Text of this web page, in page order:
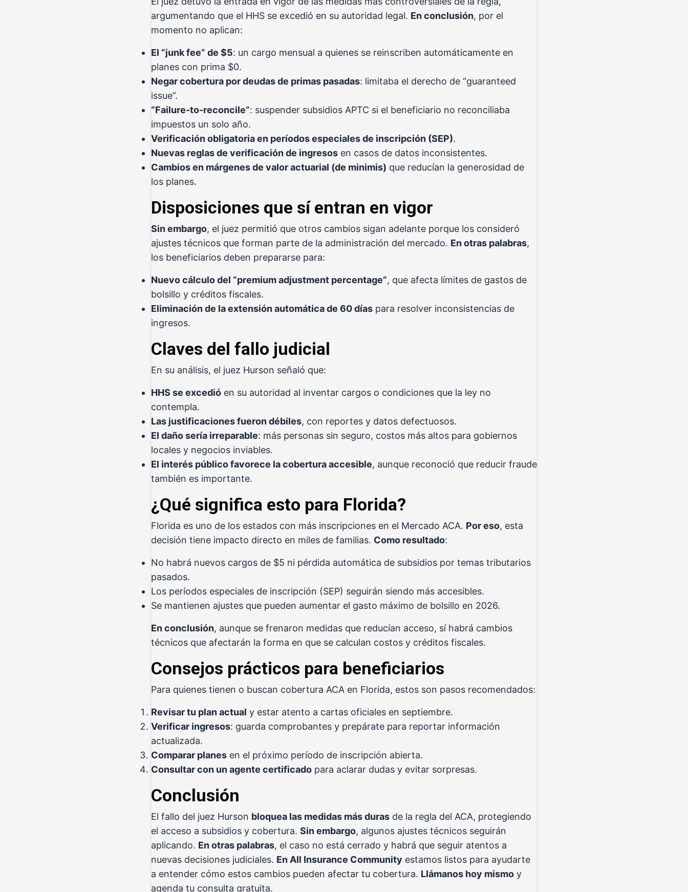
argumentando que el HHS se excedió en su autoridad legal. En conclusión, por el
momento no aplican:
El “junk fee” de $5: un cargo mensual a quienes se reinscriben automáticamente en
planes con prima $0.
Negar cobertura por deudas de primas pasadas: limitaba el derecho de “guaranteed
issue”.
“Failure-to-reconcile”: suspender subsidios APTC si el beneficiario no reconciliaba
impuestos un solo año.
Verificación obligatoria en períodos especiales de inscripción (SEP).
Nuevas reglas de verificación de ingresos en casos de datos inconsistentes.
Cambios en márgenes de valor actuarial (de minimis) que reducían la generosidad de
los planes.
Disposiciones que sí entran en vigor
Sin embargo, el juez permitió que otros cambios sigan adelante porque los consideró
ajustes técnicos que forman parte de la administración del mercado. En otras palabras,
los beneficiarios deben prepararse para:
Nuevo cálculo del “premium adjustment percentage”, que afecta límites de gastos de
bolsillo y créditos fiscales.
Eliminación de la extensión automática de 60 días para resolver inconsistencias de
ingresos.
Claves del fallo judicial
En su análisis, el juez Hurson señaló que:
HHS se excedió en su autoridad al inventar cargos o condiciones que la ley no
contempla.
Las justificaciones fueron débiles, con reportes y datos defectuosos.
El daño sería irreparable: más personas sin seguro, costos más altos para gobiernos
locales y negocios inviables.
El interés público favorece la cobertura accesible, aunque reconoció que reducir fraude
también es importante.
¿Qué significa esto para Florida?
Florida es uno de los estados con más inscripciones en el Mercado ACA. Por eso, esta
decisión tiene impacto directo en miles de familias. Como resultado:
No habrá nuevos cargos de $5 ni pérdida automática de subsidios por temas tributarios
pasados.
Los períodos especiales de inscripción (SEP) seguirán siendo más accesibles.
Se mantienen ajustes que pueden aumentar el gasto máximo de bolsillo en 2026.
En conclusión, aunque se frenaron medidas que reducían acceso, sí habrá cambios
técnicos que afectarán la forma en que se calculan costos y créditos fiscales.
Consejos prácticos para beneficiarios
Para quienes tienen o buscan cobertura ACA en Florida, estos son pasos recomendados:
Revisar tu plan actual y estar atento a cartas oficiales en septiembre.
Verificar ingresos: guarda comprobantes y prepárate para reportar información
actualizada.
Comparar planes en el próximo período de inscripción abierta.
Consultar con un agente certificado para aclarar dudas y evitar sorpresas.
Conclusión
El fallo del juez Hurson bloquea las medidas más duras de la regla del ACA, protegiendo
el acceso a subsidios y cobertura. Sin embargo, algunos ajustes técnicos seguirán
aplicando. En otras palabras, el caso no está cerrado y habrá que seguir atentos a
nuevas decisiones judiciales. En All Insurance Community estamos listos para ayudarte
a entender cómo estos cambios pueden afectar tu cobertura. Llámanos hoy mismo y
agenda tu consulta gratuita.